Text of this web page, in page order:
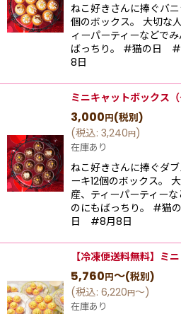
ねこ好きさんに捧ぐバ
個のボックス。 大切な
ィーパーティーなどで
ばっちり。 #猫の日
8日
ミニキャットボックス（
3,000円(税別)
(税込: 3,240円)
在庫あり
ねこ好きさんに捧ぐダ
ーキ12個のボックス。
産、ティーパーティー
のにもばっちり。 #
日 #8月8日
【冷凍便送料無料】ミ
5,760円～(税別)
(税込: 6,220円～)
在庫あり